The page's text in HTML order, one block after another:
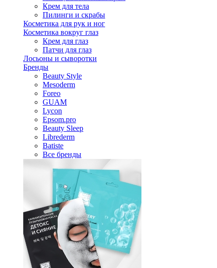
Крем для тела
Пилинги и скрабы
Косметика для рук и ног
Косметика вокруг глаз
Крем для глаз
Патчи для глаз
Лосьоны и сыворотки
Бренды
Beauty Style
Mesoderm
Foreo
GUAM
Lycon
Epsom.pro
Beauty Sleep
Librederm
Batiste
Все бренды